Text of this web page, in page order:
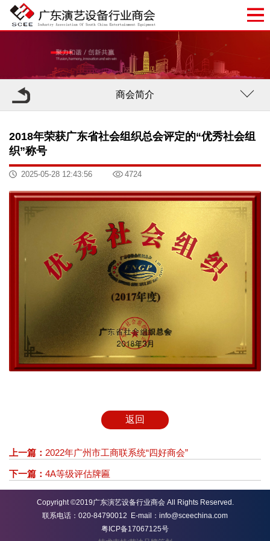
商会简介
2018年荣获广东省社会组织总会评定的“优秀社会组
织”称号
2025-05-28 12:43:56 4724
返回
上一篇： 2022年广州市工商联系统“四好商会”
下一篇： 4A等级评估牌匾
Copyright ©2019广东演艺设备行业商会 All Rights Reserved.
联系电话：020-84790012 E-mail：info@sceechina.com
粤ICP备17067125号